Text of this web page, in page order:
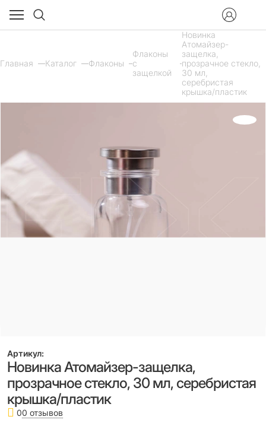
Главная Каталог Флаконы
Флаконы
с
защелкой
Новинка
Атомайзер-
защелка,
прозрачное стекло,
30 мл,
серебристая
крышка/пластик
Артикул:
Новинка Атомайзер-защелка,
прозрачное стекло, 30 мл, серебристая
крышка/пластик
00 отзывов